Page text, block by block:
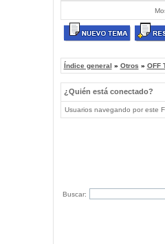
Índice general » Otros » OFF
¿Quién está conectado?
Usuarios navegando por este
Buscar: